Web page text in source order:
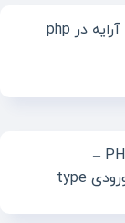
آموزش شی گرایی در PHP –
اعتبارسنجی داده های ورودی type